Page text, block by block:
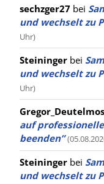
sechzger27 bei
und wechselt zu
Uhr)
Steininger bei
und wechselt zu
Uhr)
auf
beenden”
Steininger bei
und wechselt zu